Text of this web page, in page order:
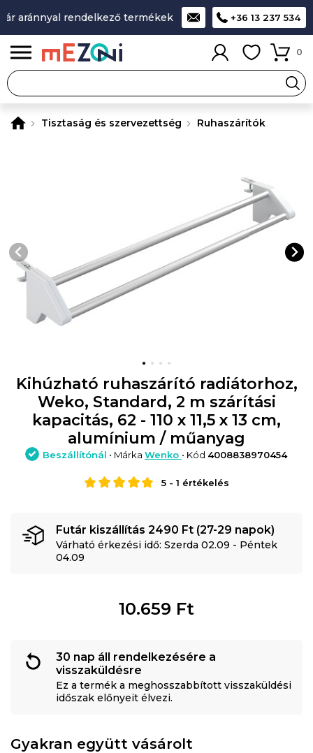
aránnyal rendelkező termékek A legjobb design-minőség-
+36 13 237 534
0
Tisztaság és szervezettség Ruhaszárítók
Kihúzható ruhaszárító radiátorhoz,
Weko, Standard, 2 m szárítási
kapacitás, 62 - 110 x 11,5 x 13 cm,
alumínium / műanyag
Beszállítónál • Márka Wenko • Kód 4008838970454
5- 1 értékelés
Futár kiszállítás 2490 Ft (27-29 napok)
Várható érkezési idő: Szerda 02.09 - Péntek
04.09
10.659 Ft
30 nap áll rendelkezésére a
visszaküldésre
Ez a termék a meghosszabbított visszaküldési
időszak előnyeit élvezi.
Gyakran együtt vásárolt